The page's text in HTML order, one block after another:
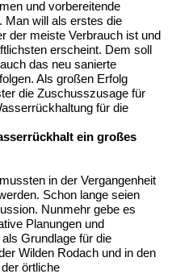
und vorbereitende
Man will als erstes die
der meiste Verbrauch ist und
erscheint. Dem soll
das neu sanierte
Als großen Erfolg
die Zuschusszusage für
für die
ein großes
in der Vergangenheit
Schon lange seien
Nunmehr gebe es
Planungen und
Grundlage für die
Wilden Rodach und in den
örtliche